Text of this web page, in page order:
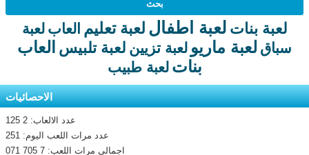
لعبة بنات لعبة اطفال لعبة تعليم العاب لعبة
سباق لعبة ماريو لعبة تزيين لعبة تلبيس العاب
بنات لعبة طبيب
الاحصائيات
عدد الالعاب: 2 125
عدد مرات اللعب اليوم: 251
اجمالى مرات اللعب: 7 705 071